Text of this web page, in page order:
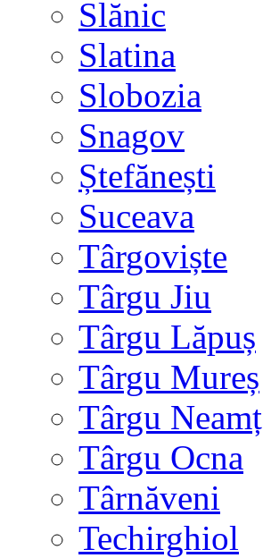
Slănic
Slatina
Slobozia
Snagov
Ștefănești
Suceava
Târgoviște
Târgu Jiu
Târgu Lăpuș
Târgu Mureș
Târgu Neamț
Târgu Ocna
Târnăveni
Techirghiol